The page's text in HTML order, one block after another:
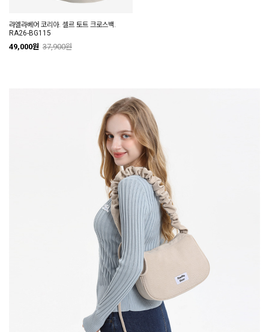
라엘라베어 코리아. 셀르 토트 크로스백.
RA26-BG115
49,000원 37,900원